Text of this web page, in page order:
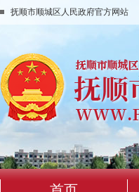
抚顺市顺城区人民政府官方网站